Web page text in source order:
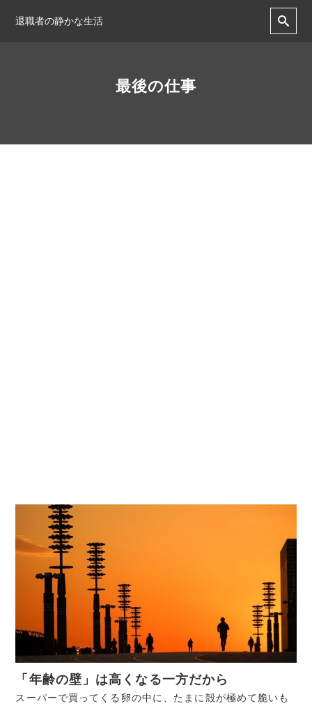
退職者の静かな生活
最後の仕事
「年齢の壁」は高くなる一方だから
スーパーで買ってくる卵の中に、たまに殻が極めて脆いも